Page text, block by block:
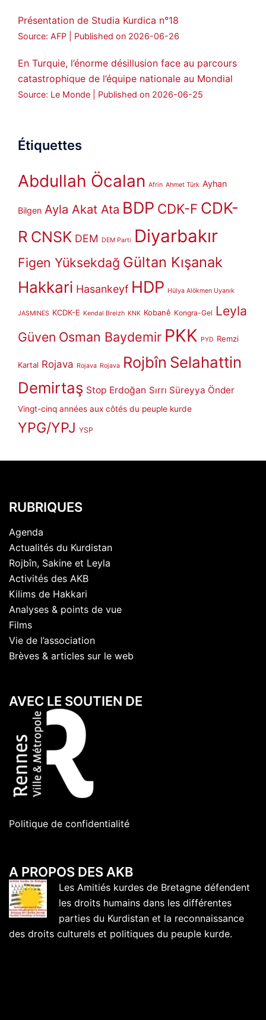
Présentation de Studia Kurdica n°18
Source: AFP Published on 2026-06-26
En Turquie, l’énorme désillusion face au parcours
catastrophique de l’équipe nationale au Mondial
Source: Le Monde Published on 2026-06-25
Étiquettes
Abdullah Öcalan Afrin Ahmet Türk Ayhan
Bilgen Ayla Akat Ata BDP CDK-F CDK-
R CNSK DEM DEM Parti Diyarbakır
Figen Yüksekdağ Gültan Kışanak
Hakkari Hasankeyf HDP Hülya Alökmen Uyanık
JASMINES KCDK-E Kendal Breizh KNK Kobanê Kongra-Gel Leyla
Güven Osman Baydemir PKK PYD Remzi
Kartal Rojava Rojava Rojava Rojbîn Selahattin
Demirtaş Stop Erdoğan Sırrı Süreyya Önder
Vingt-cinq années aux côtés du peuple kurde
YPG/YPJ YSP
RUBRIQUES
Agenda
Actualités du Kurdistan
Rojbîn, Sakine et Leyla
Activités des AKB
Kilims de Hakkari
Analyses & points de vue
Films
Vie de l’association
Brèves & articles sur le web
AVEC LE SOUTIEN DE
Politique de confidentialité
A PROPOS DES AKB
Les Amitiés kurdes de Bretagne défendent
les droits humains dans les différentes
parties du Kurdistan et la reconnaissance
des droits culturels et politiques du peuple kurde.